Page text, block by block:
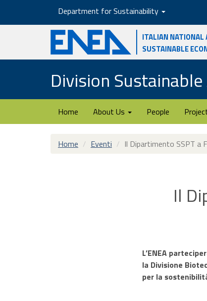
Department for Sustainability
Italian National
Sustainable
Division
Home About Us People
Home Eventi Il Dipartimento SSPT a
Il
L’ENEA
la Divisione
per la